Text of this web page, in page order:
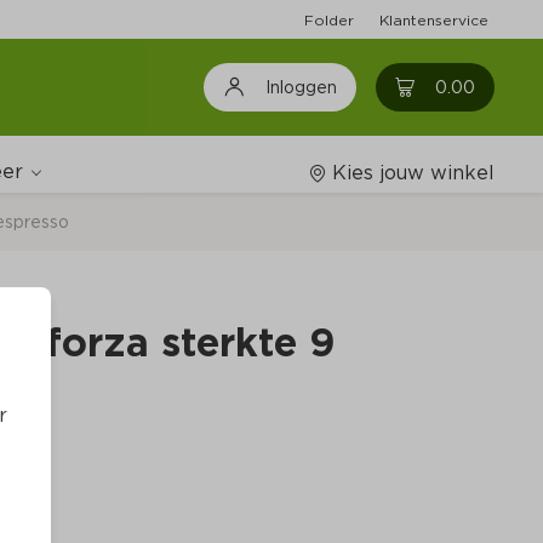
Folder Klantenservice
Inloggen 0.00 0
Kies jouw winkel
forza sterkte 9